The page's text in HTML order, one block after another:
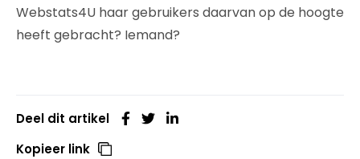
Webstats4U haar gebruikers daarvan op de hoogte
heeft gebracht? Iemand?
Deel dit artikel
Kopieer link